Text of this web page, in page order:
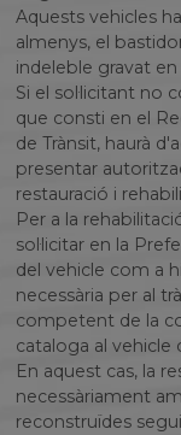
Aquests vehicles
almenys, el
indeleble gravat en
Si el sol·licitant no
que consti en el
de Trànsit, haurà
presentar
restauració i
Per a la
sol·licitar en la
del vehicle com a
necessària per al
competent de la
cataloga al vehicle
En aquest cas, la
necessàriament
reconstruïdes